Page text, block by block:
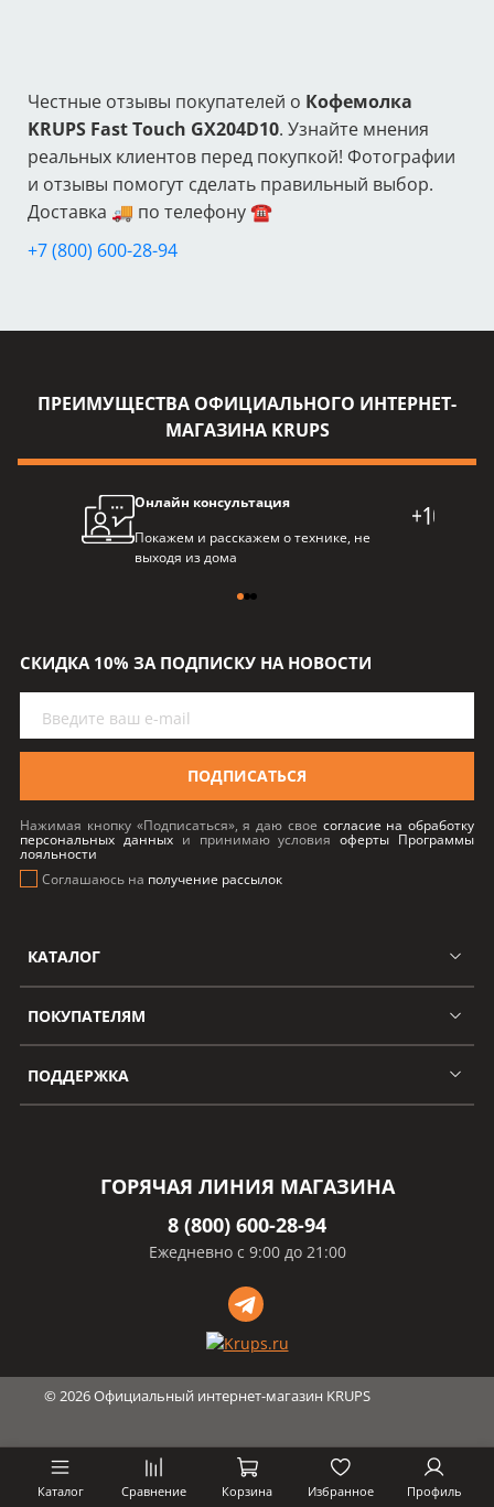
Честные отзывы покупателей о Кофемолка
KRUPS Fast Touch GX204D10. Узнайте мнения
реальных клиентов перед покупкой! Фотографии
и отзывы помогут сделать правильный выбор.
Доставка 🚚 по телефону ☎️
+7 (800) 600-28-94
ПРЕИМУЩЕСТВА ОФИЦИАЛЬНОГО ИНТЕРНЕТ-
МАГАЗИНА KRUPS
Онлайн консультация
Покажем и расскажем о технике, не
выходя из дома
КАТАЛОГ
ПОКУПАТЕЛЯМ
СКИДКА 10% ЗА ПОДПИСКУ НА НОВОСТИ
ПОДПИСАТЬСЯ
Нажимая кнопку «Подписаться», я даю свое согласие на обработку
персональных данных и принимаю условияоферты Программы
лояльности
Соглашаюсь на получение рассылок
ГОРЯЧАЯ ЛИНИЯ МАГАЗИНА
8 (800) 600-28-94
Ежедневно с 9:00 до 21:00
ПОДДЕРЖКА
©2026Официальный интернет-магазин KRUPS
Каталог Сравнение Корзина Избранное Профиль